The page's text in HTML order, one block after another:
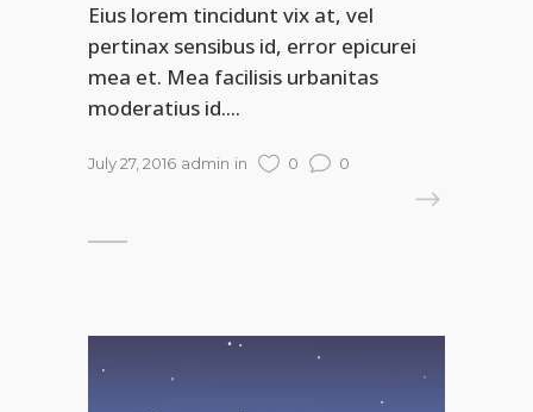
Eius lorem tincidunt vix at, vel
pertinax sensibus id, error epicurei
mea et. Mea facilisis urbanitas
moderatius id....
July 27, 2016 admin in 0 0